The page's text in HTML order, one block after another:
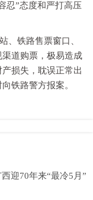
忍”态度和严打高压
、铁路售票窗口、
道购票，极易造成
损失，耽误正常出
铁路警方报案。
迎70年来“最冷5月”